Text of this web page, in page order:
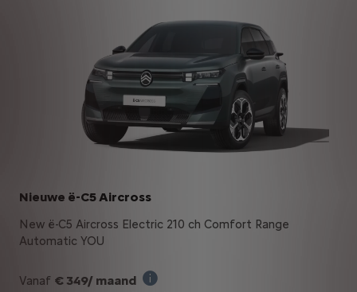
Nieuwe ë-C5 Aircross
New ë-C5 Aircross Electric 210 ch Comfort Range
Automatic YOU
Vanaf € 349/ maand